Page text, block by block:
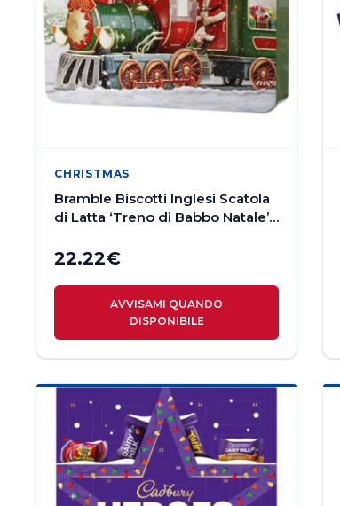
CHRISTMAS
Bramble Biscotti Inglesi Scatola
di Latta ‘Treno di Babbo Natale’
22.22€
AVVISAMI QUANDO
DISPONIBILE